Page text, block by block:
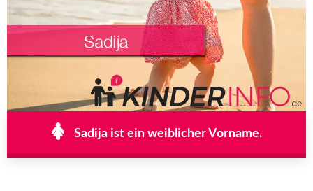
Sadija ist ein weiblicher Vorname.